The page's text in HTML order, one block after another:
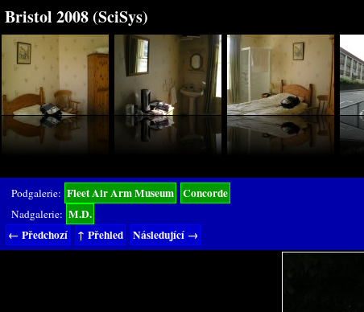
Bristol 2008 (SciSys)
Podgalerie: Fleet Air Arm Museum Concorde
Nadgalerie: M.D.
← Předchozí
↑ Přehled Následující →